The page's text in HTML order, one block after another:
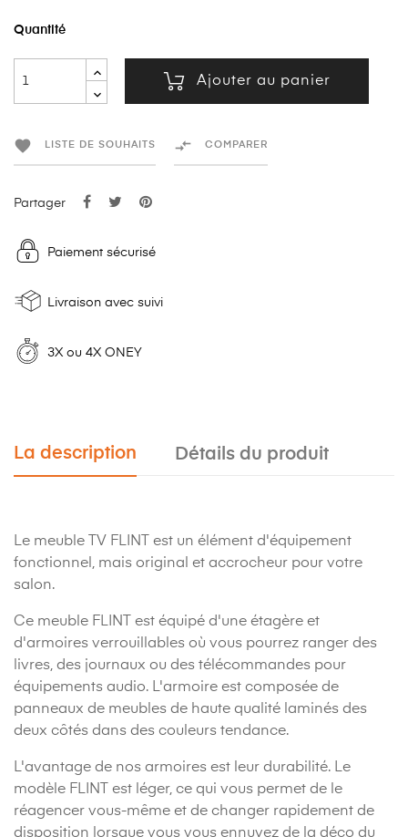
Quantité
Ajouter au panier
 LISTE DE SOUHAITS  COMPARER
Partager
Paiement sécurisé
Livraison avec suivi
3X ou 4X ONEY
La description Détails du produit
Le meuble TV FLINT est un élément d'équipement
fonctionnel, mais original et accrocheur pour votre
salon.
Ce meuble FLINT est équipé d'une étagère et
d'armoires verrouillables où vous pourrez ranger des
livres, des journaux ou des télécommandes pour
équipements audio. L'armoire est composée de
panneaux de meubles de haute qualité laminés des
deux côtés dans des couleurs tendance.
L'avantage de nos armoires est leur durabilité. Le
modèle FLINT est léger, ce qui vous permet de le
réagencer vous-même et de changer rapidement de
disposition lorsque vous vous ennuyez de la déco du